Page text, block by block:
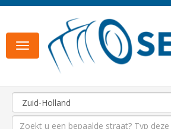
Toggle
navigation